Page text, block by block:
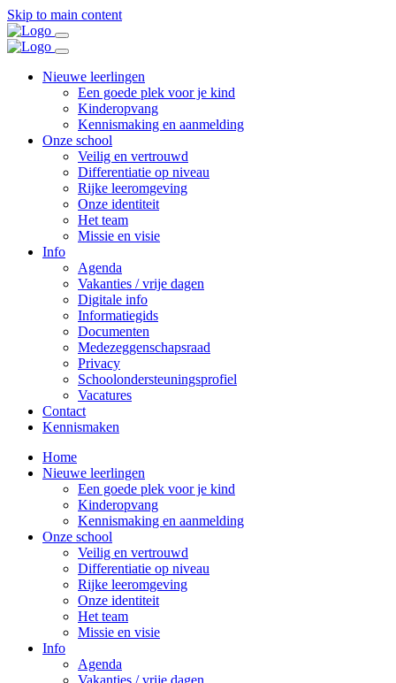
Skip to main content
Nieuwe leerlingen
Een goede plek voor je kind
Kinderopvang
Kennismaking en aanmelding
Onze school
Veilig en vertrouwd
Differentiatie op niveau
Rijke leeromgeving
Onze identiteit
Het team
Missie en visie
Info
Agenda
Vakanties / vrije dagen
Digitale info
Informatiegids
Documenten
Medezeggenschapsraad
Privacy
Schoolondersteuningsprofiel
Vacatures
Contact
Kennismaken
Home
Nieuwe leerlingen
Een goede plek voor je kind
Kinderopvang
Kennismaking en aanmelding
Onze school
Veilig en vertrouwd
Differentiatie op niveau
Rijke leeromgeving
Onze identiteit
Het team
Missie en visie
Info
Agenda
Vakanties / vrije dagen